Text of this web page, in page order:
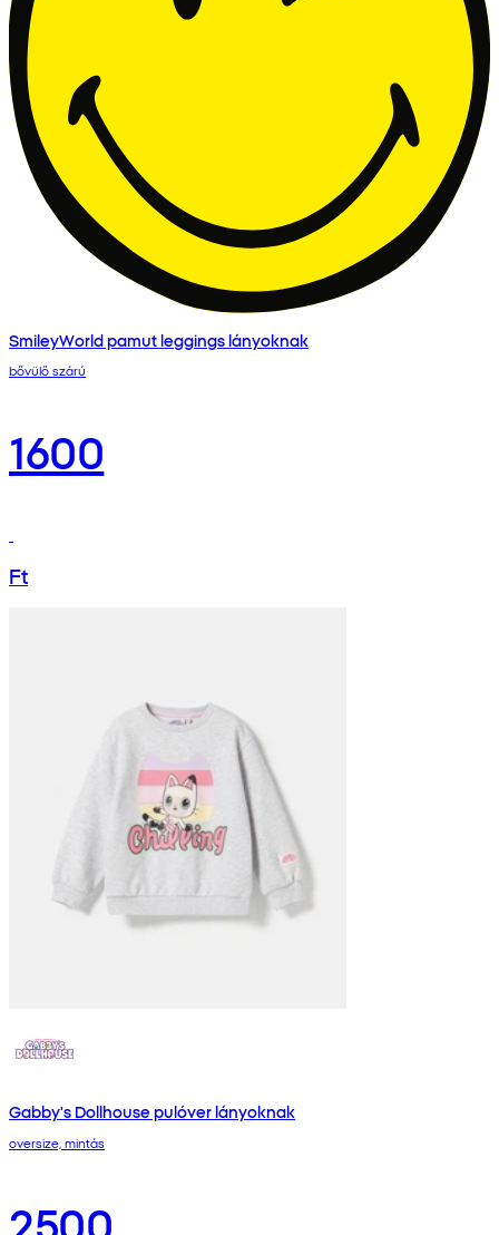
SmileyWorld pamut leggings lányoknak
bővülő szárú
1600
Ft
Gabby's Dollhouse pulóver lányoknak
oversize, mintás
2500